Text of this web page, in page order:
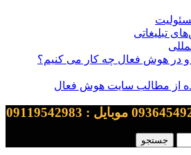
تبلیغاتی
و در هوش فعال چه کار می کنیم؟
از مطالب سایت هوش فعال